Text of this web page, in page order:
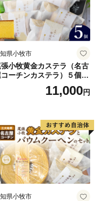
県小牧市
張小牧黄金カステラ（名古
コーチンカステラ）５個入
古屋コーチン カステラ ザ
メ 常温 愛知県 小牧市 アン
11,000円
県小牧市